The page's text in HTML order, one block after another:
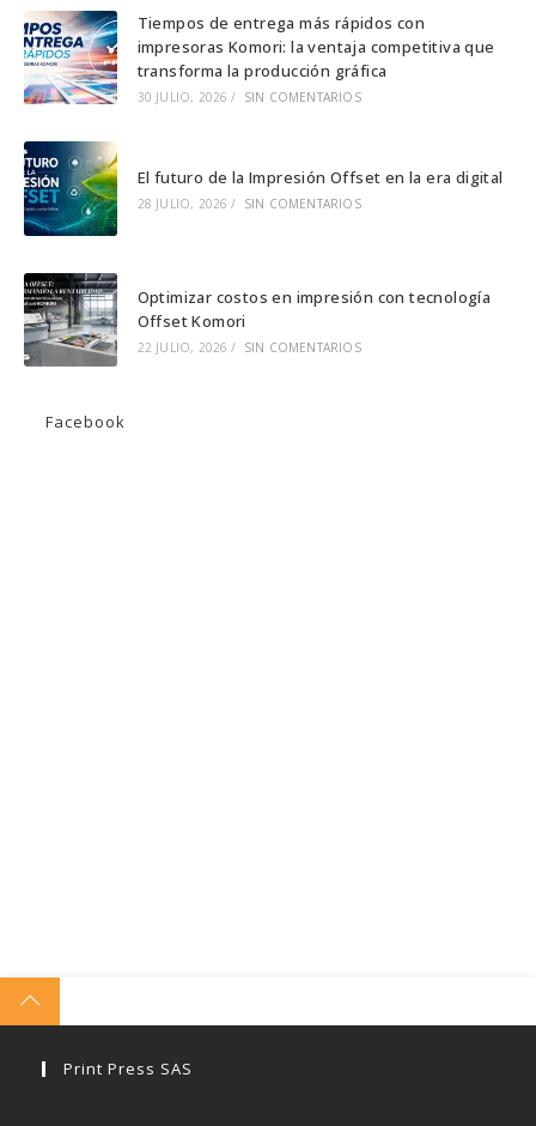
Tiempos de entrega más rápidos con
impresoras Komori: la ventaja competitiva que
transforma la producción gráfica
30 JULIO, 2026 / SIN COMENTARIOS
El futuro de la Impresión Offset en la era digital
28 JULIO, 2026 / SIN COMENTARIOS
Optimizar costos en impresión con tecnología
Offset Komori
22 JULIO, 2026 / SIN COMENTARIOS
Facebook
Print Press SAS